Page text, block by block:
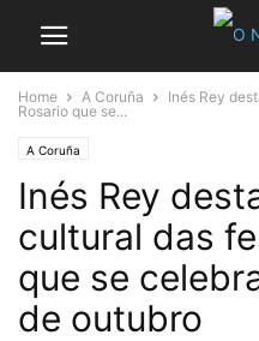
Home A Coruña
Inés Rey
Rosario que se...
A Coruña
Inés Rey
cultural das
que se
de outubro